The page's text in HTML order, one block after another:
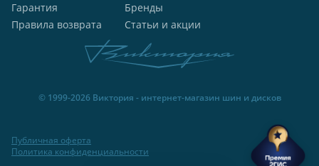
Гарантия
Правила возврата
Бренды
Статьи и акции
© 1999-2026 Виктория - интернет-магазин шин и дисков
Публичная оферта
Политика конфиденциальности